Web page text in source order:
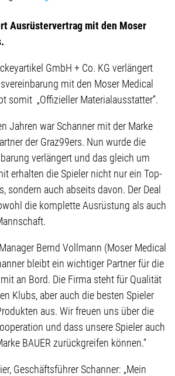
Ausrüstervertrag mit den Moser
GmbH + Co. KG verlängert
mit den Moser Medical
somit „Offizieller Materialausstatter“.
Jahren war Schanner mit der Marke
der Graz99ers. Nun wurde die
verlängert und das gleich um
erhalten die Spieler nicht nur ein Top-
sondern auch abseits davon. Der Deal
die komplette Ausrüstung als auch
Bernd Vollmann (Moser Medical
bleibt ein wichtiger Partner für die
an Bord. Die Firma steht für Qualität
Klubs, aber auch die besten Spieler
aus. Wir freuen uns über die
und dass unsere Spieler auch
BAUER zurückgreifen können.“
Geschäftsführer Schanner: „Mein